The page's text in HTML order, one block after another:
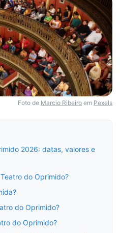
Foto de Marcio Ribeiro em Pexels
2026: datas, valores e
do Oprimido?
do Oprimido?
do Oprimido?